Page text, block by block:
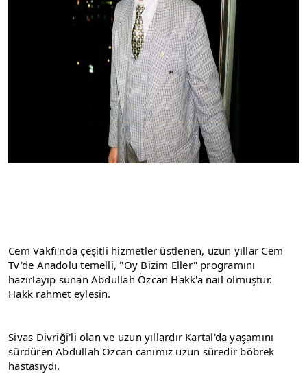
Cem Vakfı'nda çeşitli hizmetler üstlenen, uzun yıllar Cem
Tv'de Anadolu temelli, "Oy Bizim Eller" programını
hazırlayıp sunan Abdullah Özcan Hakk'a nail olmuştur.
Hakk rahmet eylesin.
Sivas Divriği'li olan ve uzun yıllardır Kartal'da yaşamını
sürdüren Abdullah Özcan canımız uzun süredir böbrek
hastasıydı.